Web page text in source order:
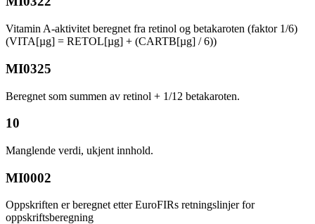
Vitamin A-aktivitet beregnet fra retinol og betakaroten (faktor 1/6)
(VITA[µg] = RETOL[µg] + (CARTB[µg] / 6))
MI0325
Beregnet som summen av retinol + 1/12 betakaroten.
10
Manglende verdi, ukjent innhold.
MI0002
Oppskriften er beregnet etter EuroFIRs retningslinjer for
oppskriftsberegning